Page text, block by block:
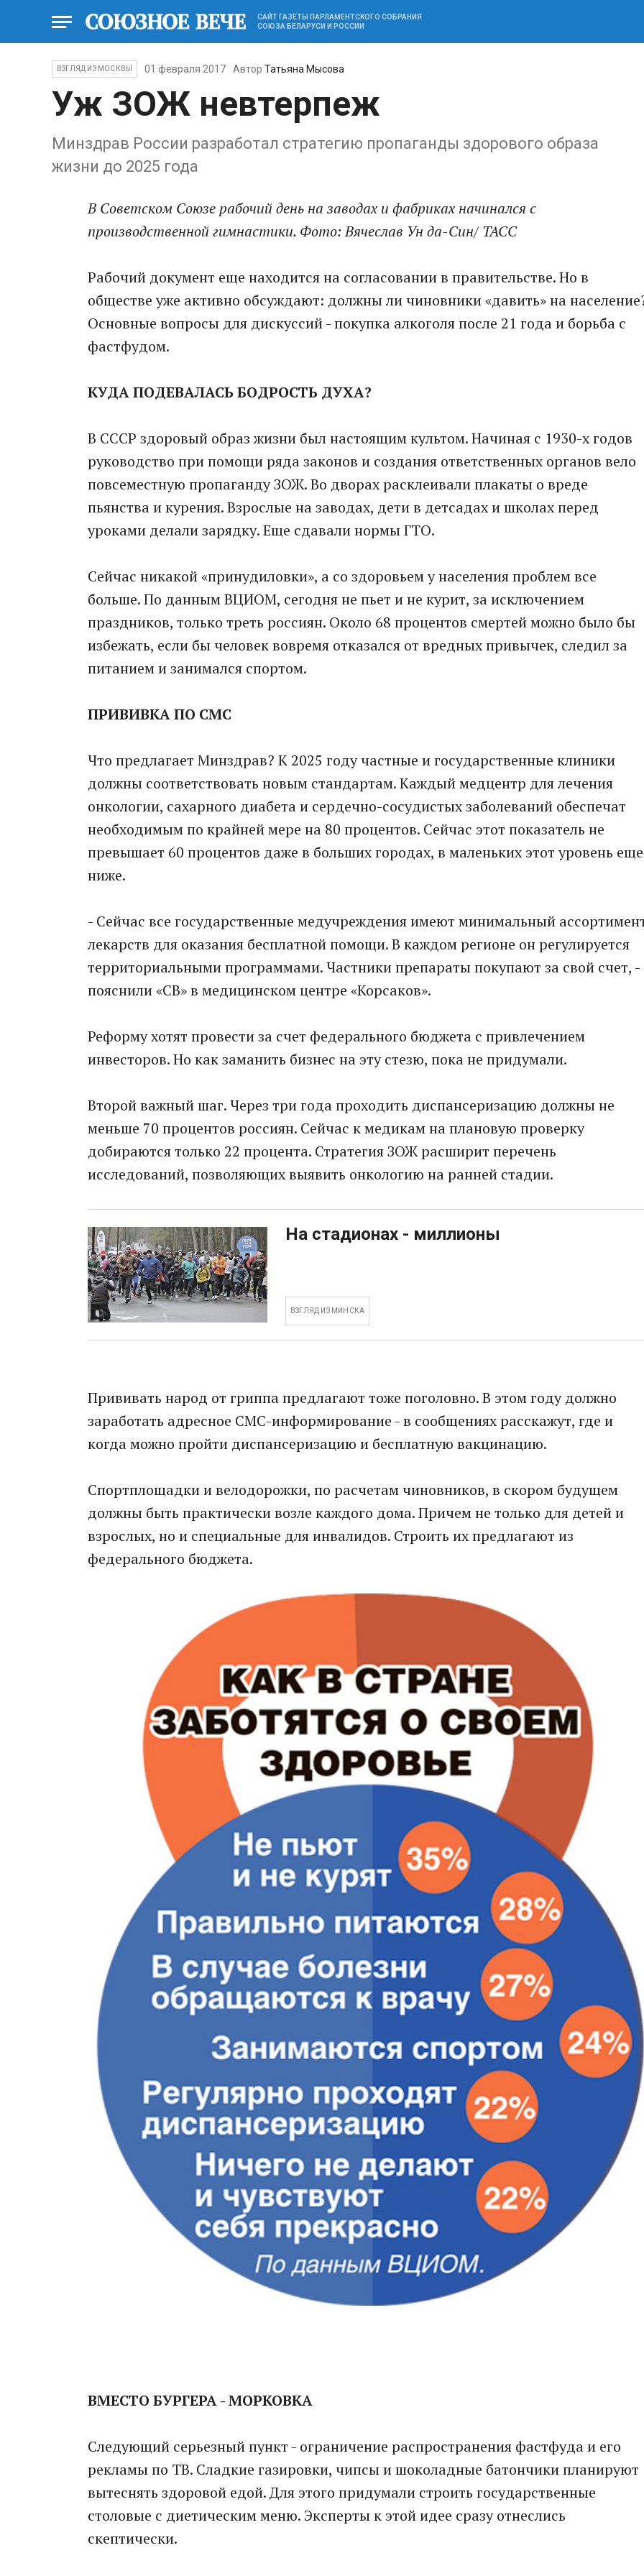
САЙТ ГАЗЕТЫ ПАРЛАМЕНТСКОГО СОБРАНИЯ
СОЮЗА БЕЛАРУСИ И РОССИИ
ВЗГЛЯД ИЗ МОСКВЫ 01 февраля 2017 АвторТатьяна Мысова
Уж ЗОЖ невтерпеж
Минздрав России разработал стратегию пропаганды здорового образа
жизни до 2025 года
В Советском Союзе рабочий день на заводах и фабриках начинался с
производственной гимнастики. Фото: Вячеслав Ун да-Син/ ТАСС
Рабочий документ еще находится на согласовании в правительстве. Но в
обществе уже активно обсуждают: должны ли чиновники «давить» на
Основные вопросы для дискуссий - покупка алкоголя после 21 года и борьба с
фастфудом.
КУДА ПОДЕВАЛАСЬ БОДРОСТЬ ДУХА?
В СССР здоровый образ жизни был настоящим культом. Начиная с 1930-х годов
руководство при помощи ряда законов и создания ответственных органов вело
повсеместную пропаганду ЗОЖ. Во дворах расклеивали плакаты о вреде
пьянства и курения. Взрослые на заводах, дети в детсадах и школах перед
уроками делали зарядку. Еще сдавали нормы ГТО.
Сейчас никакой «принудиловки», а со здоровьем у населения проблем все
больше. По данным ВЦИОМ, сегодня не пьет и не курит, за исключением
праздников, только треть россиян. Около 68 процентов смертей можно было бы
избежать, если бы человек вовремя отказался от вредных привычек, следил за
питанием и занимался спортом.
ПРИВИВКА ПО СМС
Что предлагает Минздрав? К 2025 году частные и государственные клиники
должны соответствовать новым стандартам. Каждый медцентр для лечения
онкологии, сахарного диабета и сердечно-сосудистых заболеваний обеспечат
необходимым по крайней мере на 80 процентов. Сейчас этот показатель не
превышает 60 процентов даже в больших городах, в маленьких этот уровень еще
ниже.
- Сейчас все государственные медучреждения имеют минимальный
лекарств для оказания бесплатной помощи. В каждом регионе он регулируется
территориальными программами. Частники препараты покупают за свой счет, -
пояснили «СВ» в медицинском центре «Корсаков».
Реформу хотят провести за счет федерального бюджета с привлечением
инвесторов. Но как заманить бизнес на эту стезю, пока не придумали.
Второй важный шаг. Через три года проходить диспансеризацию должны не
меньше 70 процентов россиян. Сейчас к медикам на плановую проверку
добираются только 22 процента. Стратегия ЗОЖ расширит перечень
исследований, позволяющих выявить онкологию на ранней стадии.
На стадионах - миллионы
ВЗГЛЯД ИЗ МИНСКА
Прививать народ от гриппа предлагают тоже поголовно. В этом году должно
заработать адресное СМС-информирование - в сообщениях расскажут, где и
когда можно пройти диспансеризацию и бесплатную вакцинацию.
Спортплощадки и велодорожки, по расчетам чиновников, в скором будущем
должны быть практически возле каждого дома. Причем не только для детей и
взрослых, но и специальные для инвалидов. Строить их предлагают из
федерального бюджета.
ВМЕСТО БУРГЕРА - МОРКОВКА
Следующий серьезный пункт - ограничение распространения фастфуда и его
рекламы по ТВ. Сладкие газировки, чипсы и шоколадные батончики планируют
вытеснять здоровой едой. Для этого придумали строить государственные
столовые с диетическим меню. Эксперты к этой идее сразу отнеслись
скептически.